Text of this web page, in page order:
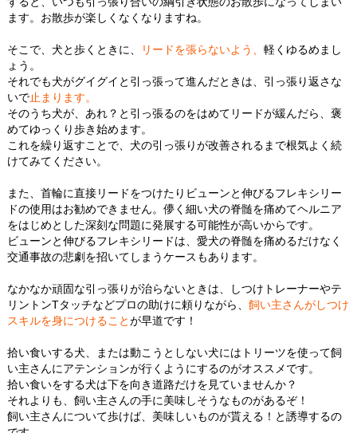
ます。お散歩が楽しくなくなりますね。
そこで、犬と歩くときに、 リードを張らないよう、 軽くゆるめまし
ょう。
それでも犬がグイグイと引っ張って進んだときは、引っ張り返さな
いで止まります。
そのうち犬が、あれ？と引っ張るのをはめてリードが緩んだら、褒
めてゆっくり歩き始めます。
これを繰り返すことで、犬の引っ張りが改善されるまで根気よく続
けてみてください。
また、首輪に直接リードをつけたりビューンと伸びるフレキシリー
ドの使用はお勧めできません。儚く細い犬の脊髄を痛めてヘルニア
をはじめとした深刻な問題に発展する可能性が高いからです。
ビューンと伸びるフレキシリードは、愛犬の脊髄を痛めるだけなく
交通事故の悲劇を招いてしまうケースもあります。
なかなか頑固な引っ張りが治らないときは、しつけトレーナーやテ
リントンTタッチなどプロの助けに頼りながら、 飼い主さんがしつけ
スキルを身につけることが早道です！
拾い食いする犬、または動こうとしない犬にはトリーツを使って飼
い主さんにアテンションが行くようにするのがオススメです。
拾い食いをする犬は下を向き道路だけを見ていませんか？
それよりも、飼い主さんの手に美味しそうなものがあるぞ！
飼い主さんについて歩けば、美味しいものが貰える！と誘導するの